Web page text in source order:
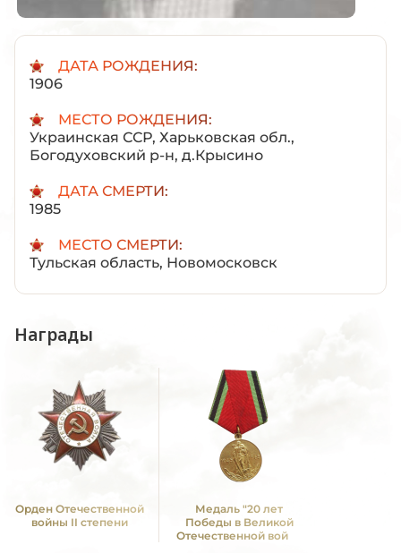
ДАТА РОЖДЕНИЯ:
1906
МЕСТО РОЖДЕНИЯ:
Украинская ССР, Харьковская обл.,
Богодуховский р-н, д.Крысино
ДАТА СМЕРТИ:
1985
МЕСТО СМЕРТИ:
Тульская область, Новомосковск
Награды
Орден Отечественной
войны II степени
Медаль "20 лет
Победы в Великой
Отечественной войне